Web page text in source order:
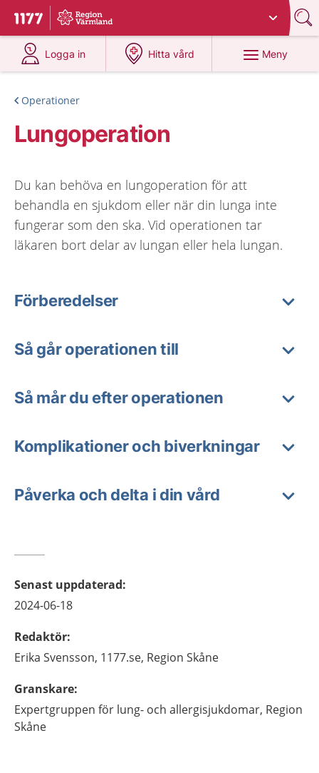
Till startsidan för 1177
Du har valt region
Logga in
på 1177.se
Hitta vård
på 1177.se
Meny
Operationer
Lungoperation
Du kan behöva en lungoperation för att
behandla en sjukdom eller när din lunga inte
fungerar som den ska. Vid operationen tar
läkaren bort delar av lungan eller hela lungan.
Förberedelser
Så går operationen till
Så mår du efter operationen
Komplikationer och biverkningar
Påverka och delta i din vård
Senast uppdaterad:
2024-06-18
Redaktör:
Erika Svensson, 1177.se, Region Skåne
Granskare:
Expertgruppen för lung- och allergisjukdomar, Region
Skåne